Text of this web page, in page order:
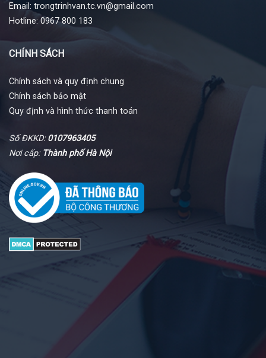
Email: trongtrinhvan.tc.vn@gmail.com
Hotline: 0967 800 183
CHÍNH SÁCH
Chính sách và quy định chung
Chính sách bảo mật
Quy định và hình thức thanh toán
Số ĐKKD:0107963405
Nơi cấp: Thành phố Hà Nội